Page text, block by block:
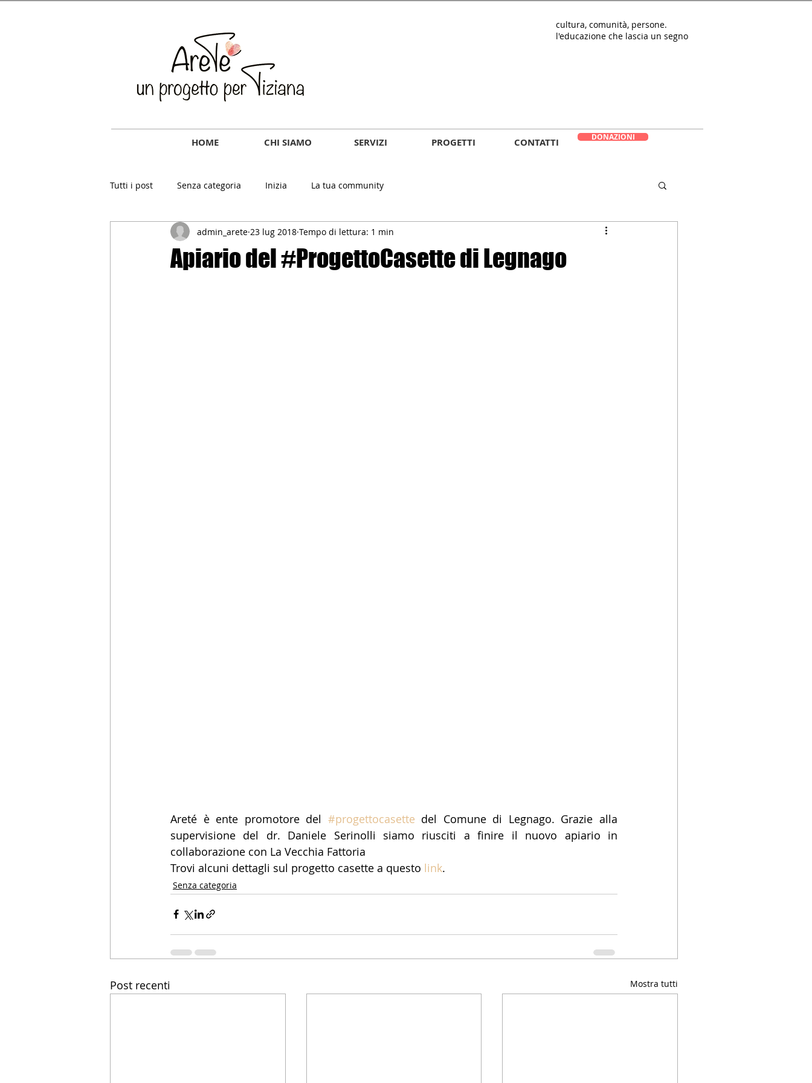
cultura, comunità, persone.
l'educazione che lascia un segno
HOME CHI SIAMO SERVIZI PROGETTI CONTATTI DONAZIONI
Tutti i post Senza categoria Inizia La tua community
Apiario del #ProgettoCasette di Legnago
admin_arete 23 lug 2018 Tempo di lettura: 1 min
Areté è ente promotore del #progettocasette del Comune di Legnago. Grazie alla
supervisione del dr. Daniele Serinolli siamo riusciti a finire il nuovo apiario in
collaborazione con La Vecchia Fattoria
Trovi alcuni dettagli sul progetto casette a questo link.
Senza categoria
Post recenti Mostra tutti